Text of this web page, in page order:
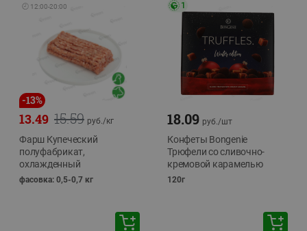
🕘 12:00-20:00
-13%
15.59
13.49 руб./кг
Фарш Купеческий
полуфабрикат,
охлажденный
фасовка: 0,5-0,7 кг
1
18.09 руб./шт
Конфеты Bongenie
Трюфели со сливочно-
кремовой карамелью
120г